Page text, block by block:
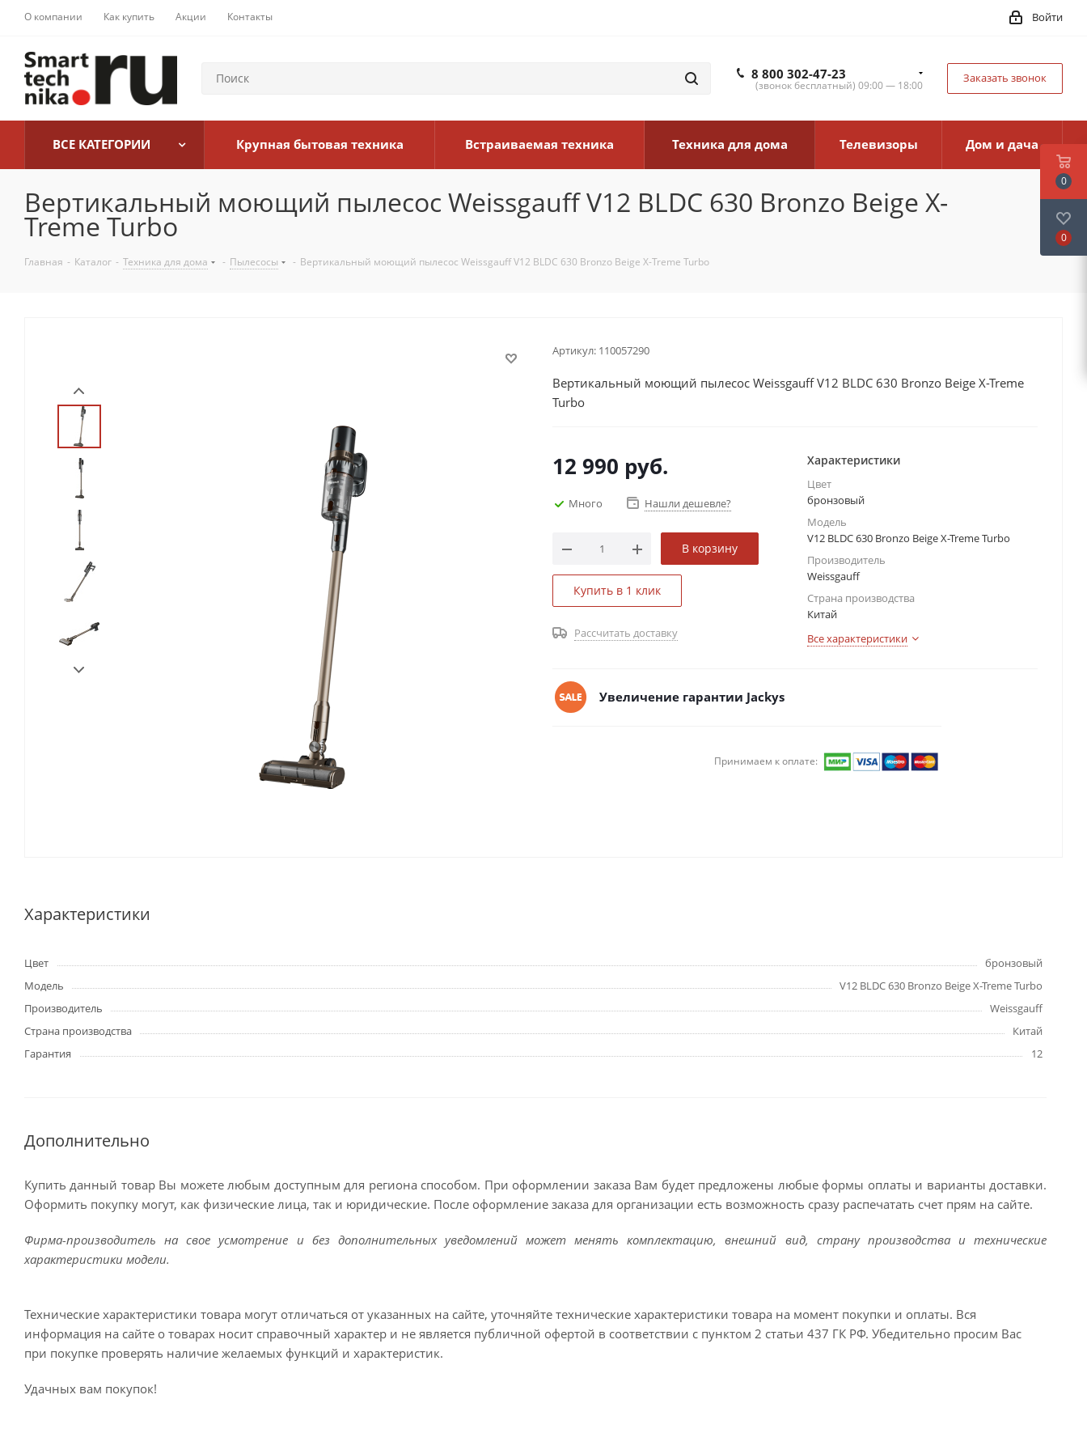
О компании Как купить Акции Контакты Войти
8 800 302-47-23
(звонок бесплатный) 09:00 — 18:00
Заказать звонок
ВСЕ КАТЕГОРИИ Крупная бытовая техника Встраиваемая техника Техника для дома Телевизоры Дом и дача
Вертикальный моющий пылесос Weissgauff V12 BLDC 630 Bronzo Beige X-
Treme Turbo
Главная - Каталог - Техника для дома - Пылесосы - Вертикальный моющий пылесос Weissgauff V12 BLDC 630 Bronzo Beige X-Treme Turbo
Артикул: 110057290
Вертикальный моющий пылесос Weissgauff V12 BLDC 630 Bronzo Beige X-Treme
Turbo
12 990 руб.
Много Нашли дешевле?
В корзину
Купить в 1 клик
Рассчитать доставку
Характеристики
Цвет
бронзовый
Модель
V12 BLDC 630 Bronzo Beige X-Treme Turbo
Производитель
Weissgauff
Страна производства
Китай
Все характеристики
Увеличение гарантии Jackys
Принимаем к оплате:
Характеристики
Цвет
бронзовый
Модель
V12 BLDC 630 Bronzo Beige X-Treme Turbo
Производитель
Weissgauff
Страна производства
Китай
Гарантия
12
Дополнительно
Купить данный товар Вы можете любым доступным для региона способом. При оформлении заказа Вам будет предложены любые формы оплаты и варианты доставки.
Оформить покупку могут, как физические лица, так и юридические. После оформление заказа для организации есть возможность сразу распечатать счет прям на сайте.
Фирма-производитель на свое усмотрение и без дополнительных уведомлений может менять комплектацию, внешний вид, страну производства и технические
характеристики модели.
Технические характеристики товара могут отличаться от указанных на сайте, уточняйте технические характеристики товара на момент покупки и оплаты. Вся
информация на сайте о товарах носит справочный характер и не является публичной офертой в соответствии с пунктом 2 статьи 437 ГК РФ. Убедительно просим Вас
при покупке проверять наличие желаемых функций и характеристик.
Удачных вам покупок!
0
0